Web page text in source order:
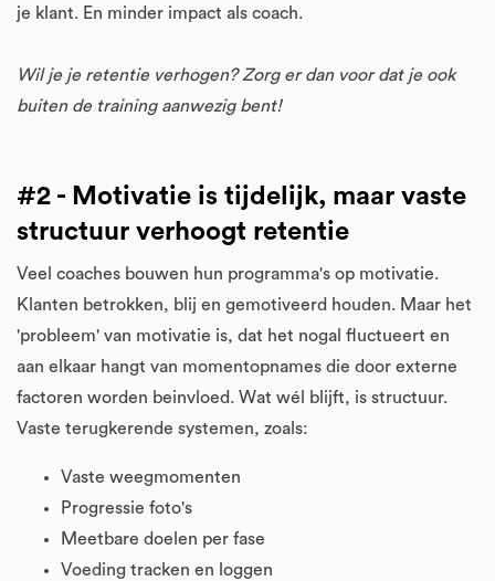
je klant. En minder impact als coach.
Wil je je retentie verhogen? Zorg er dan voor dat je ook
buiten de training aanwezig bent!
#2 - Motivatie is tijdelijk, maar vaste
structuur verhoogt retentie
Veel coaches bouwen hun programma's op motivatie.
Klanten betrokken, blij en gemotiveerd houden. Maar het
'probleem' van motivatie is, dat het nogal fluctueert en
aan elkaar hangt van momentopnames die door externe
factoren worden beinvloed. Wat wél blijft, is structuur.
Vaste terugkerende systemen, zoals:
Vaste weegmomenten
Progressie foto's
Meetbare doelen per fase
Voeding tracken en loggen